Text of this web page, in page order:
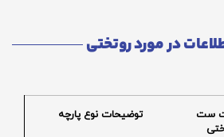
در مورد روتختی
ست
توضیحات نوع پارچه